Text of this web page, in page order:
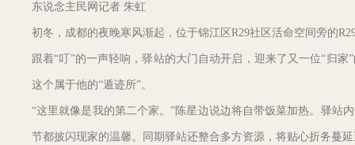
东说念主民网记者 朱虹
初冬，成都的夜晚寒风渐起，位于锦江区R29社区活命空间旁的
跟着“叮”的一声轻响，驿站的大门自动开启，迎来了又一位“归
这个属于他的“遁迹所”。
“这里就像是我的第二个家。”陈星边说边将自带饭菜加热。驿站
节都披闪现家的温馨。同期驿站还整合多方资源，将贴心折务蔓